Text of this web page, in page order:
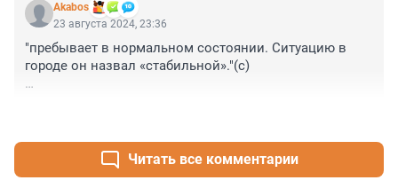
Akabos
23 августа 2024, 23:36
"пребывает в нормальном состоянии. Ситуацию в
городе он назвал «стабильной»."(с)
агонию огня"!
Читать все комментарии